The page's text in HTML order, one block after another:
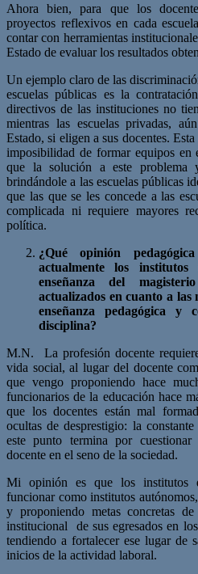
Ahora bien, para que los
proyectos reflexivos en cada
contar con herramientas
Estado de evaluar los resultados
Un ejemplo claro de las
escuelas públicas es la
directivos de las instituciones no
mientras las escuelas privadas,
Estado, si eligen a sus docentes.
imposibilidad de formar equipos en
que la solución a este problema
brindándole a las escuelas públicas
que las que se les concede a las
complicada ni requiere mayores
política.
¿Qué opinión
actualmente los
enseñanza del
actualizados en cuanto a
enseñanza pedagógica y
disciplina?
M.N. La profesión docente
vida social, al lugar del docente
que vengo proponiendo hace
funcionarios de la educación hace
que los docentes están mal
ocultas de desprestigio: la
este punto termina por
docente en el seno de la sociedad.
Mi opinión es que los institutos
funcionar como institutos
y proponiendo metas concretas
institucional de sus egresados en
tendiendo a fortalecer ese lugar de
inicios de la actividad laboral.